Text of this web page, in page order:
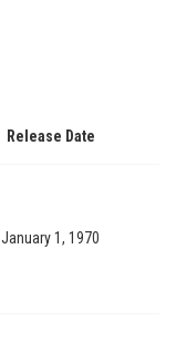
Release Date
January 1, 1970